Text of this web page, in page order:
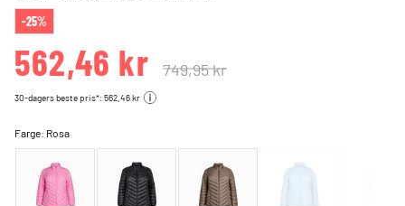
-25%
562,46 kr 749,95 kr
30-dagers beste pris*: 562,46 kr
Farge: Rosa